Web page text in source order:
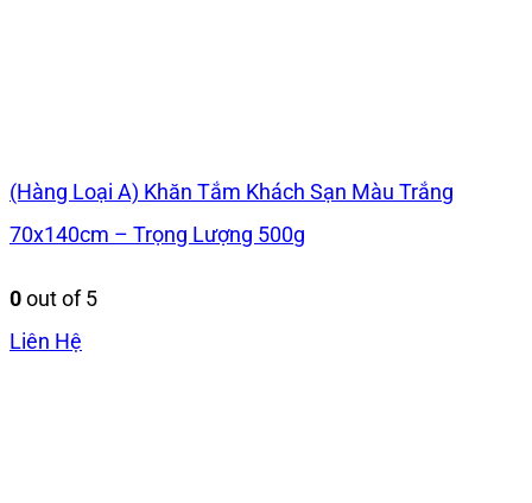
(Hàng Loại A) Khăn Tắm Khách Sạn Màu Trắng
70x140cm – Trọng Lượng 500g
0out of 5
Liên Hệ